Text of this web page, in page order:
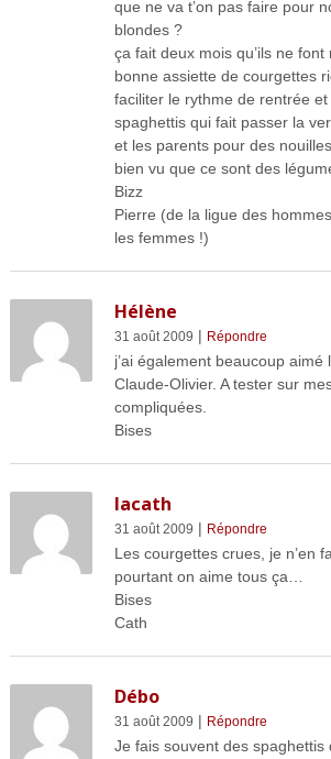
que ne va t’on pas faire pour
blondes ?
ça fait deux mois qu’ils ne
bonne assiette de courgettes
faciliter le rythme de rentrée
spaghettis qui fait passer la
et les parents pour des
bien vu que ce sont des
Bizz
Pierre (de la ligue des
les femmes !)
Hélène
31 août 2009 | Répondre
j’ai également beaucoup aimé
Claude-Olivier. A tester sur
compliquées.
Bises
lacath
31 août 2009 | Répondre
Les courgettes crues, je n’en
pourtant on aime tous ça…
Bises
Cath
Débo
31 août 2009 | Répondre
Je fais souvent des spaghettis